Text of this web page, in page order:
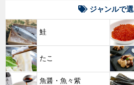
ジャンルで
鮭
たこ
魚醤・魚々紫